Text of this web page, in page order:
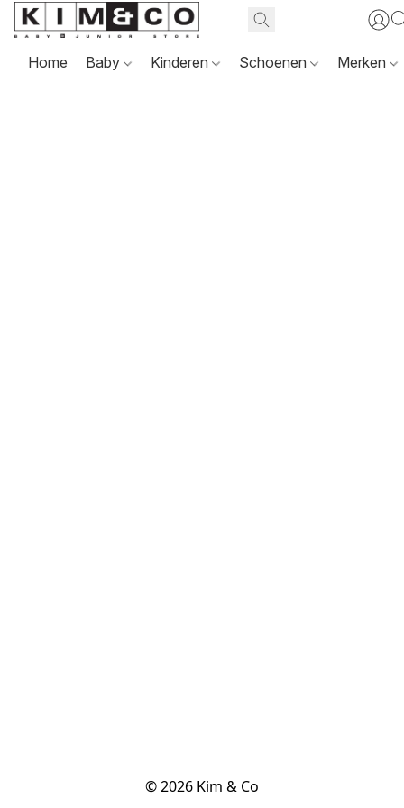
Home Baby Kinderen Schoenen Merken
© 2026 Kim & Co